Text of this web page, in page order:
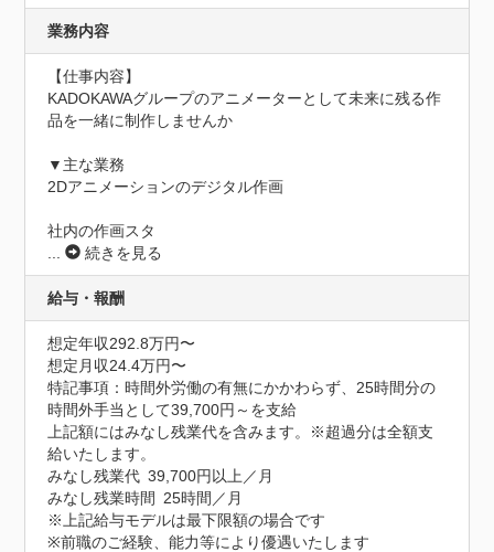
業務内容
【仕事内容】
KADOKAWAグループのアニメーターとして未来に残る作
品を一緒に制作しませんか
▼主な業務
2Dアニメーションのデジタル作画
社内の作画スタ
...
続きを見る
給与・報酬
想定年収292.8万円〜
想定月収24.4万円〜
特記事項：時間外労働の有無にかかわらず、25時間分の
時間外手当として39,700円～を支給
上記額にはみなし残業代を含みます。※超過分は全額支
給いたします。
みなし残業代 39,700円以上／月
みなし残業時間 25時間／月
※上記給与モデルは最下限額の場合です
※前職のご経験、能力等により優遇いたします